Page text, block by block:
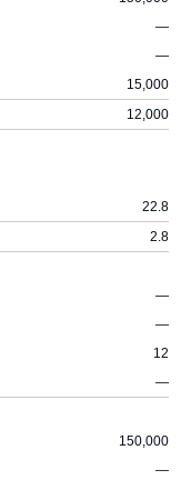
―
―
15,000
12,000
22.8
2.8
―
―
12
―
150,000
―